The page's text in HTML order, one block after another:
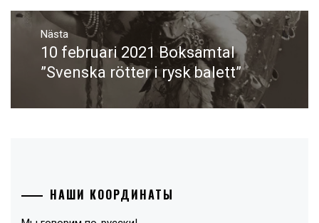
Nästa
Nästa
inlägg:
10 februari 2021 Boksamtal
”Svenska rötter i rysk balett”
НАШИ КООРДИНАТЫ